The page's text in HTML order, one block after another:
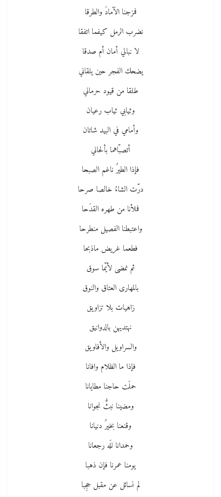
فمزجنا الآمادَ والطرقا
نضرب الرمل كيفما اتفقا
لا نبالي أمان أم صدقا
يضحك الفجر حين يلقاني
طلقا من قيود حرماني
وثيابي ثياب رعيان
وأمامي في البيد شاتان
أتصبّاهما بألحاني
فإذا الطيرُ ناغم الصبحا
درّت الشاءُ خالصا صرحا
فملأنا من طهره القدَحا
واعتبطنا الفصيل منطرحا
فطعما غريض ماذبحا
ثم نمضى لأيّما سوق
بالمهارى العتاق والنوق
زاهيات بلا تزاويق
نهتديهن بالدوانيق
والسراويل والأفاويق
فإذا ما الظلام وافانا
حملَت حاجنا مطايانا
ومضينا نبثُّ نجوانا
وقنعنا بخيرُ دنيانا
وحمدانا للَه رجعانا
يومنا عمرنا فإن ذهبا
لم نسائل عن مقبل حجِبا